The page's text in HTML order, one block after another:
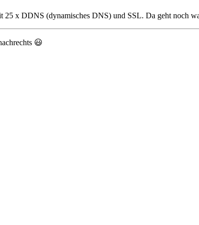
25 x DDNS (dynamisches DNS) und SSL. Da geht noch
😃